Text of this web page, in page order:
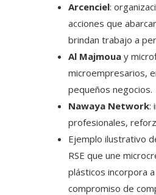
Arcenciel:
acciones que
brindan trabajo a
Al Majmoua y
microempresarios,
pequeños negocios.
Nawaya Network:
profesionales,
Ejemplo ilustrativo
RSE que une
plásticos incorpora
compromiso de